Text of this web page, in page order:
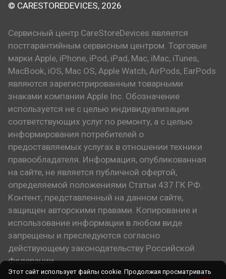
© CARESTOREDEVICES, 2026
Сервисный центр CareStoreDevices является
постгарантийным сервисным центром. Торговые
марки Apple, iPhone, iPod, iPad, Mac, iMac, iTunes,
MacBook, iOS, Mac OS, Apple Watch, AirPods, EarPods
являются зарегистрированным товарными
знаками компании Apple Inc. Обозначение
используется не с целью индивидуализации
соответствующих услуг по ремонту, а с целью
информирования потребителей о
предоставляемых услугах в отношении техники
правообладателя. Информация, опубликованная
на сайте, не является публичной офертой,
определяемой положениями Статьи 437 ГК РФ.
Контент, представленный на данном сайте,
защищен авторскими правами. Копирование и
использование информации в любом виде
запрещены и преследуются согласно
действующему законодательству Российской
Федерации.
Этот сайт использует файлы cookie. Продолжая просматривать